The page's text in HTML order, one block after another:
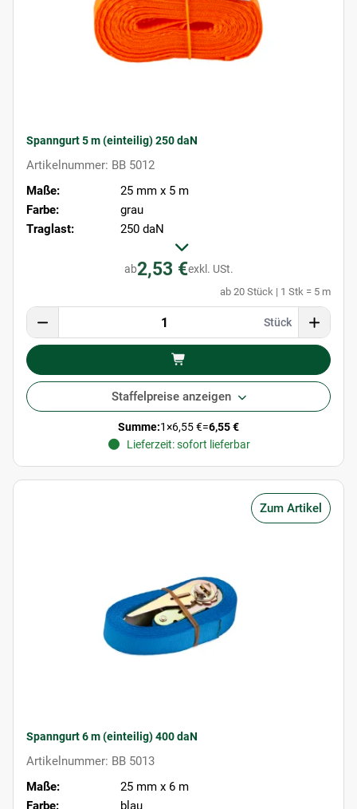
Spanngurt 5 m (einteilig) 250 daN
Artikelnummer: BB 5012
Maße:
25 mm x 5 m
Farbe:
grau
Traglast:
250 daN
ab2,53 €exkl. USt.
ab 20 Stück | 1 Stk = 5 m
Stück
Staffelpreise anzeigen
Summe:1×6,55 €=6,55 €
Lieferzeit: sofort lieferbar
Zum Artikel
Spanngurt 6 m (einteilig) 400 daN
Artikelnummer: BB 5013
Maße:
25 mm x 6 m
Farbe:
blau